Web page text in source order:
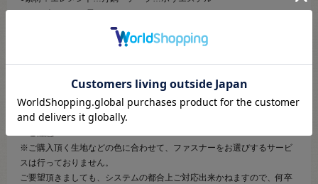
●エレメント（務歯）：アンティークゴールド
エレメントが金属でできている止めファスナーです。
ポケットやポーチ等、小物の製作にご利用ください。
※ご購入頂く生地などの色に合わせて、ファスナーをお選びするサービ
スは行っておりません。
ご要望頂きましても、システムの都合上ご対応出来かねますので、何卒